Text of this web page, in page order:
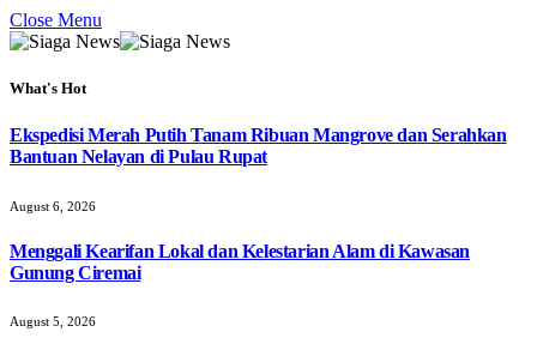
Close Menu
What's Hot
Ekspedisi Merah Putih Tanam Ribuan Mangrove dan Serahkan
Bantuan Nelayan di Pulau Rupat
August 6, 2026
Menggali Kearifan Lokal dan Kelestarian Alam di Kawasan
Gunung Ciremai
August 5, 2026